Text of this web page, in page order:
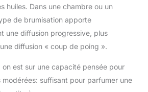
huiles. Dans une chambre ou un
de brumisation apporte
une diffusion progressive, plus
diffusion « coup de poing ».
on est sur une capacité pensée pour
modérées: suffisant pour parfumer une